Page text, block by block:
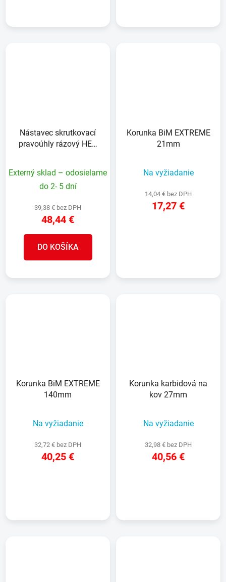
Nástavec skrutkovací
pravoúhly rázový HEX
Externý sklad – odosielame
do 2- 5 dní
39,38 € bez DPH
48,44 €
DO KOŠÍKA
Korunka BiM EXTREME
21mm
Na vyžiadanie
14,04 € bez DPH
17,27 €
Korunka BiM EXTREME
140mm
Na vyžiadanie
32,72 € bez DPH
40,25 €
Korunka karbidová na
kov 27mm
Na vyžiadanie
32,98 € bez DPH
40,56 €